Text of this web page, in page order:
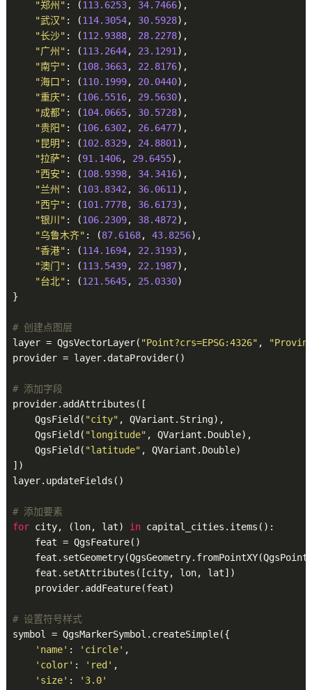
"郑州" : (113.6253, 34.7466),
"武汉" : (114.3054, 30.5928),
"长沙" : (112.9388, 28.2278),
"广州" : (113.2644, 23.1291 ),
"南宁" : (108.3663, 22.8176),
"海口" : (110.1999, 20.0440),
"重庆" : (106.5516, 29.5630),
"成都" : (104.0665, 30.5728),
"贵阳" : (106.6302 , 26.6477),
"昆明" : (102.8329, 24.8801 ),
"拉萨" : (91.1406, 29.6455),
"西安" : (108.9398, 34.3416),
"兰州" : (103.8342 , 36.0611 ),
"西宁" : (101.7778, 36.6173),
"银川" : (106.2309, 38.4872),
"乌鲁木齐" : (87.6168, 43.8256),
"香港" : (114.1694, 22.3193),
"澳门" : (113.5439, 22.1987),
"台北" : (121.5645, 25.0330)
}
# 创建点图层
layer = QgsVectorLayer( "Point?crs=EPSG:4326" ,
provider = layer.dataProvider()
# 添加字段
provider.addAttributes([
    QgsField(
"city" , QVariant.String),
    QgsField(
"longitude" , QVariant.Double),
    QgsField(
"latitude" , QVariant.Double)
])
layer.updateFields()
# 添加要素
for city, (lon, lat) in capital_cities.items():
    feat = QgsFeature()
    feat.setAttributes([city, lon, lat])
    provider.addFeature(feat)
# 设置符号样式
symbol = QgsMarkerSymbol.createSimple({
'name' : 'circle' ,
'color' : 'red' ,
'size' :
'3.0'